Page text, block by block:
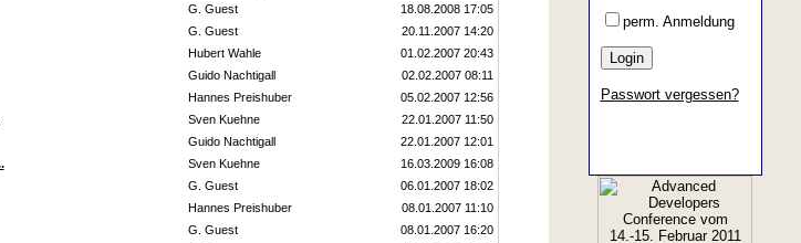
G. Guest
18.08.2008 17:05
G. Guest
20.11.2007 14:20
Hubert Wahle
01.02.2007 20:43
Guido Nachtigall
02.02.2007 08:11
Hannes Preishuber
05.02.2007 12:56
Sven Kuehne
22.01.2007 11:50
Guido Nachtigall
22.01.2007 12:01
Sven Kuehne
16.03.2009 16:08
G. Guest
06.01.2007 18:02
Hannes Preishuber
08.01.2007 11:10
G. Guest
08.01.2007 16:20
perm. Anmeldung
Passwort vergessen?